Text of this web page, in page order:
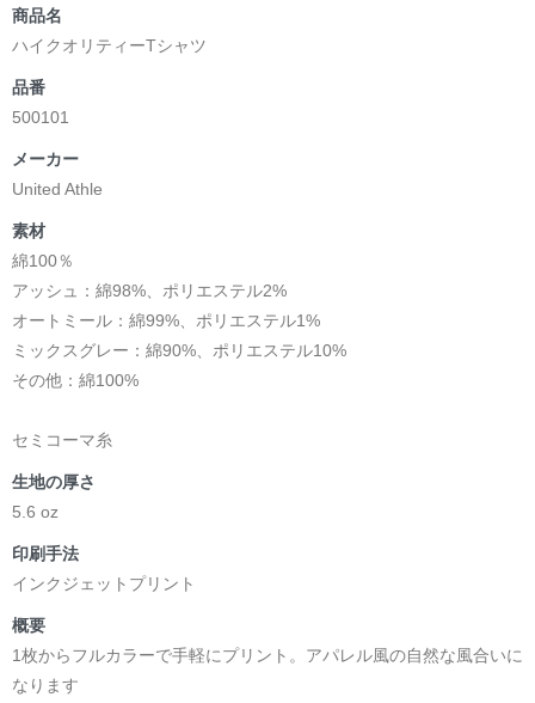
商品名
ハイクオリティーTシャツ
品番
500101
メーカー
United Athle
素材
綿100％
アッシュ：綿98%、ポリエステル2%
オートミール：綿99%、ポリエステル1%
ミックスグレー：綿90%、ポリエステル10%
その他：綿100%
セミコーマ糸
生地の厚さ
5.6 oz
印刷手法
インクジェットプリント
概要
1枚からフルカラーで手軽にプリント。アパレル風の自然な風合いに
なります